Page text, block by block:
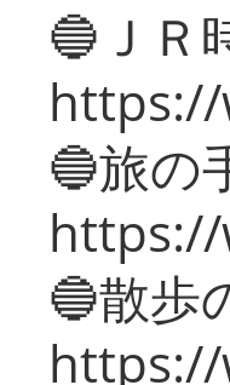
🔵ＪＲ
🔵旅の
🔵散歩